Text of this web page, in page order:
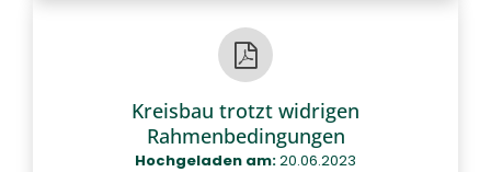
Kreisbau trotzt widrigen
Rahmenbedingungen
Hochgeladen am:20.06.2023